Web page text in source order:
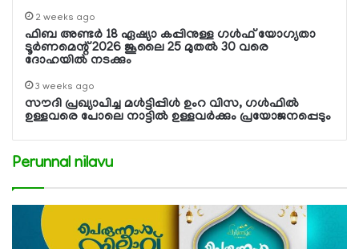
2 weeks ago
ഫിബ അണ്ടര്‍ 18 ഏഷ്യാ കപ്പിനുള്ള ഗള്‍ഫ് യോഗ്യതാ
ടൂര്‍ണമെന്റ് 2026 ജൂലൈ 25 മുതല്‍ 30 വരെ
ദോഹയില്‍ നടക്കും
3 weeks ago
സൗദി പ്രഖ്യാപിച്ച മള്‍ട്ടിപ്പിള്‍ ഉംറ വിസ, ഗള്‍ഫില്‍
ഉള്ളവരെ പോലെ നാട്ടില്‍ ഉള്ളവര്‍ക്കും പ്രയോജനപ്പെടും
Perunnal nilavu